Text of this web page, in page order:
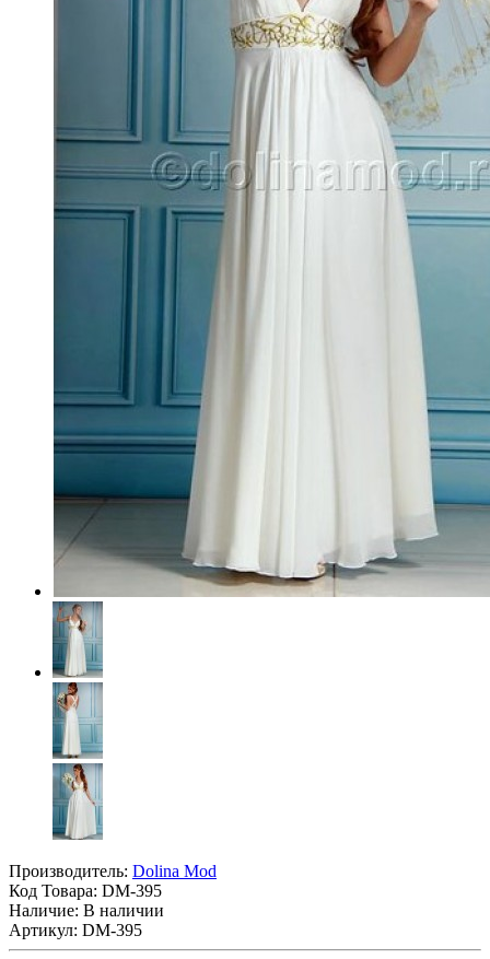
Производитель: Dolina Mod
Код Товара: DM-395
Наличие: В наличии
Артикул: DM-395